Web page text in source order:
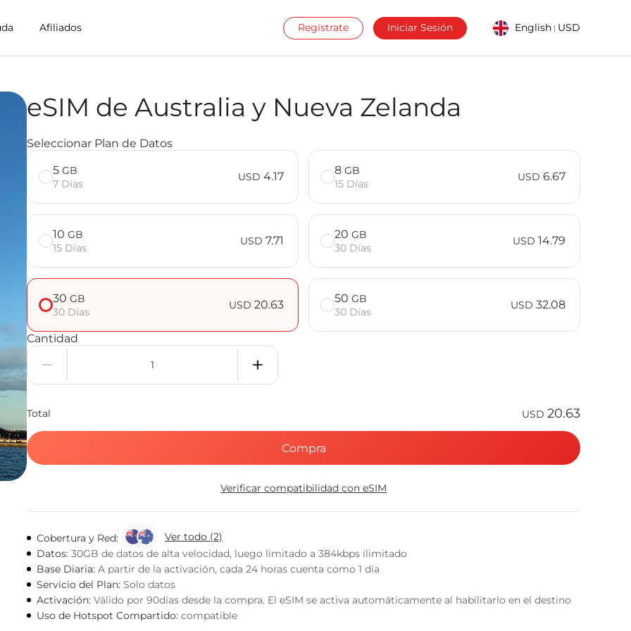
Afiliados Regístrate Iniciar Sesión English | USD
Nueva Zelanda de Billion Connect
eSIM de Australia y Nueva Zelanda
Seleccionar Plan de Datos
5 GB
7 Días
USD 4.17 8 GB
15 Días
USD 6.67
10 GB
15 Días
USD 7.71 20 GB
30 Días
USD 14.79
30 GB
30 Días
USD 20.63 50 GB
30 Días
USD 32.08
Cantidad
Total USD 20.63
Compra
Verificar compatibilidad con eSIM
Cobertura y Red:
Ver todo (2)
Datos: 30GB de datos de alta velocidad, luego limitado a 384kbps ilimitado
Base Diaria: A partir de la activación, cada 24 horas cuenta como 1 día
Servicio del Plan: Solo datos
Activación: Válido por 90días desde la compra. El eSIM se activa automáticamente al habilitarlo en el destino
Uso de Hotspot Compartido: compatible